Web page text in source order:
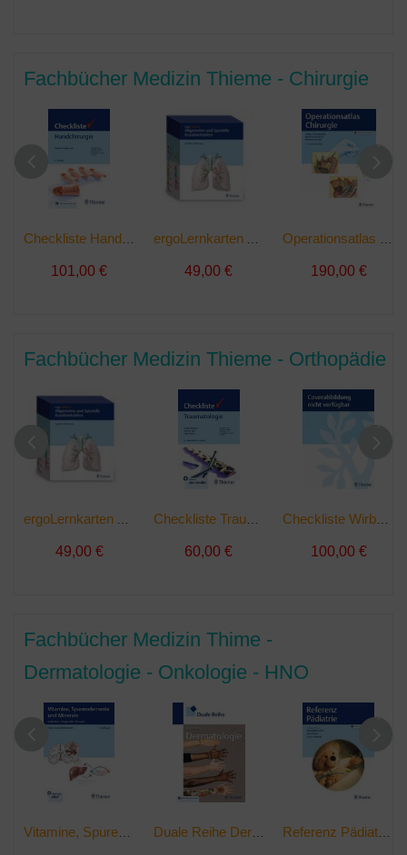
Fachbücher Medizin Thieme - Chirurgie
101,00 € 49,00 € 190,00 €
Fachbücher Medizin Thieme - Orthopädie
49,00 € 60,00 € 100,00 €
Fachbücher Medizin Thime -
Dermatologie - Onkologie - HNO
Duale Reihe Dermatologie | Buch